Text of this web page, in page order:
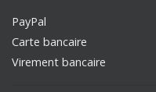
PayPal
Carte bancaire
Virement bancaire